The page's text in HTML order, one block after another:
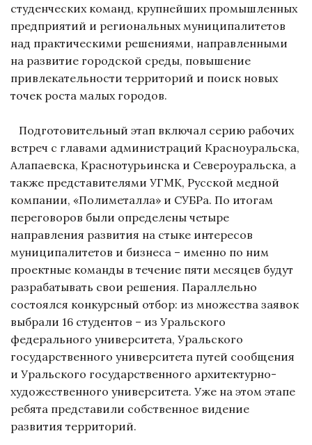
студенческих команд, крупнейших промышленных
предприятий и региональных муниципалитетов
над практическими решениями, направленными
на развитие городской среды, повышение
привлекательности территорий и поиск новых
точек роста малых городов.
Подготовительный этап включал серию рабочих
встреч с главами администраций Красноуральска,
Алапаевска, Краснотурьинска и Североуральска, а
также представителями УГМК, Русской медной
компании, «Полиметалла» и СУБРа. По итогам
переговоров были определены четыре
направления развития на стыке интересов
муниципалитетов и бизнеса – именно по ним
проектные команды в течение пяти месяцев будут
разрабатывать свои решения. Параллельно
состоялся конкурсный отбор: из множества заявок
выбрали 16 студентов – из Уральского
федерального университета, Уральского
государственного университета путей сообщения
и Уральского государственного архитектурно-
художественного университета. Уже на этом этапе
ребята представили собственное видение
развития территорий.